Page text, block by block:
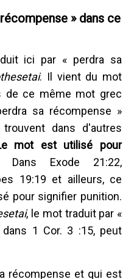
» dans ce
ici par « perdra sa
. Il vient du mot
de ce même mot grec
sa récompense »
dans d'autres
mot est utilisé pour
Dans Exode 21:22,
19:19 et ailleurs, ce
pour signifier punition.
, le mot traduit par «
1 Cor. 3 :15, peut
récompense et qui est